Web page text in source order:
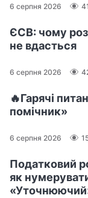
6 серпня 2026 41
ЄСВ: чому
не вдасться
6 серпня 2026
🔥Гарячі
помічник»
6 серпня 2026
Податковий
як